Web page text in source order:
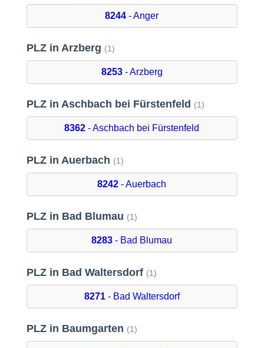
8244 - Anger
PLZ in Arzberg (1)
8253- Arzberg
PLZ in Aschbach bei Fürstenfeld (1)
8362 - Aschbach bei Fürstenfeld
PLZ in Auerbach (1)
8242 - Auerbach
PLZ in Bad Blumau (1)
8283 - Bad Blumau
PLZ in Bad Waltersdorf (1)
8271- Bad Waltersdorf
PLZ in Baumgarten (1)